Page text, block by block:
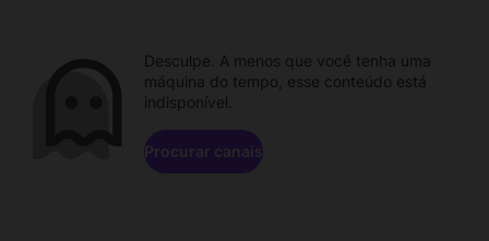
Desculpe. A menos que você tenha uma
máquina do tempo, esse conteúdo está
indisponível.
Procurar canais